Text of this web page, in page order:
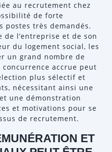
au recrutement chez
de forte
postes très demandés.
de l’entreprise et de son
du logement social, les
un grand nombre de
accrue peut
plus sélectif et
nécessitant ainsi une
une démonstration
et motivations pour se
de recrutement.
ET